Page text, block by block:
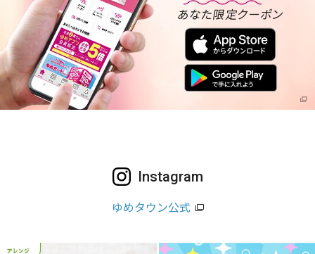
Instagram
ゆめタウン公式